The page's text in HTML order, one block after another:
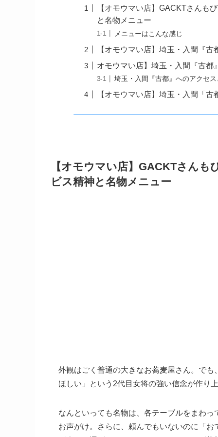
【オモウマい店】GACKTさんも
と名物メニュー
メニューはこんな感じ
【オモウマい店】埼玉・入間『
オモウマい店】埼玉・入間『古都
埼玉・入間『古都』へのアクセ
【オモウマい店】埼玉・入間「
【オモウマい店】GACKTさん
ビス精神と名物メニュー
外観はごく普通の大きなお蕎麦屋さん。で
ほしい」という2代目女将の強い信念が作り
なんといっても名物は、各テーブルをまわ
お声がけ。さらに、頼んでもいないのに「